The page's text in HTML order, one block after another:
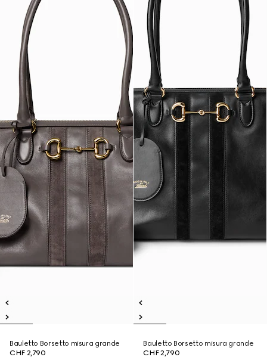
Bauletto Borsetto misura grande
CHF 2,790
Bauletto Borsetto misura grande
CHF 2,790